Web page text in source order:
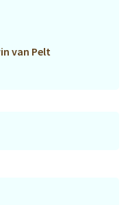
van Pelt